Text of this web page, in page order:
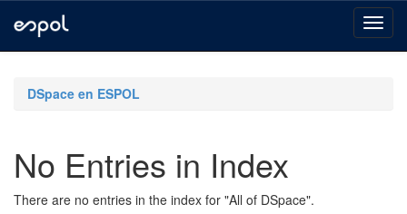
navigationDSpace en ESPOL
No Entries in Index
There are no entries in the index for "All of DSpace".